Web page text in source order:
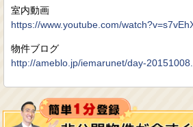
室内動画
https://www.youtube.com/
物件ブログ
http://ameblo.jp/iemarunet/day-